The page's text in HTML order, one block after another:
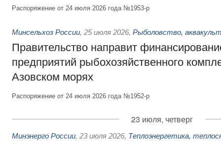
Распоряжение от 24 июля 2026 года №1953-р
Минсельхоз России, 25 июля 2026, Рыболовство,
Правительство направит
предприятий рыбохозяйственного
Азовском морях
Распоряжение от 24 июля 2026 года №1952-р
23 июля, четверг
Минэнерго России, 23 июля 2026, Теплоэнергетика,